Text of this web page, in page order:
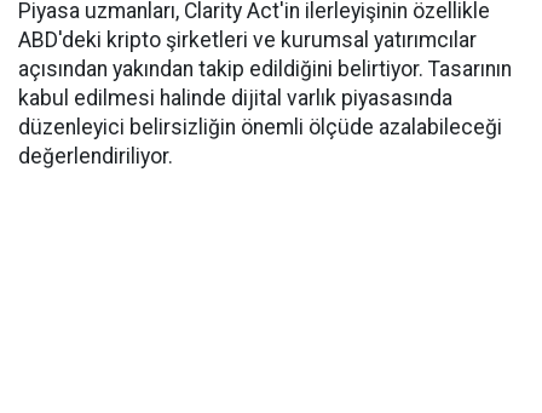
Piyasa uzmanları, Clarity Act'in ilerleyişinin özellikle
ABD'deki kripto şirketleri ve kurumsal yatırımcılar
açısından yakından takip edildiğini belirtiyor. Tasarının
kabul edilmesi halinde dijital varlık piyasasında
düzenleyici belirsizliğin önemli ölçüde azalabileceği
değerlendiriliyor.